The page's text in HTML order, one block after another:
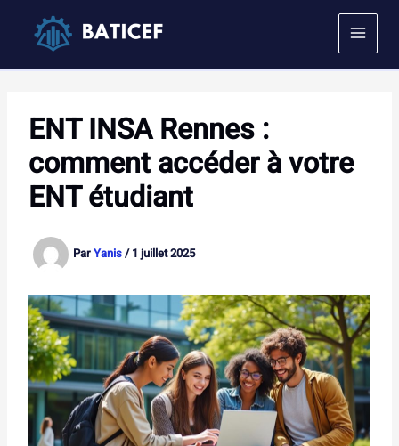
contenu
ENT INSA Rennes :
comment accéder à votre
ENT étudiant
ParYanis/1 juillet 2025